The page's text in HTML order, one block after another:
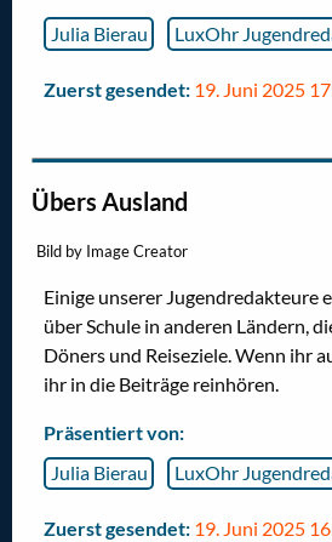
Julia Bierau
LuxOhr
Zuerst gesendet: 19. Juni 2025
Übers Ausland
Bild by Image Creator
Einige unserer Jugendredakteure
über Schule in anderen Ländern,
Döners und Reiseziele. Wenn ihr
ihr in die Beiträge reinhören.
Präsentiert von:
Julia Bierau
LuxOhr
Zuerst gesendet: 19. Juni 2025